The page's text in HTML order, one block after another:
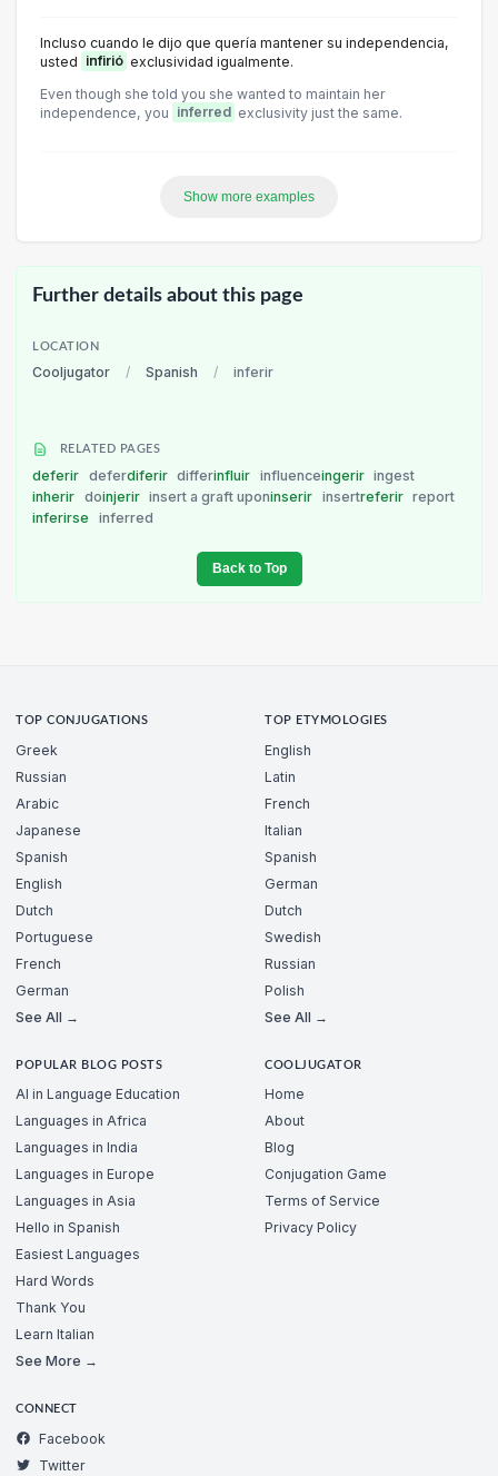
Incluso cuando le dijo que quería mantener su independencia,
usted infirió exclusividad igualmente.
Even though she told you she wanted to maintain her
independence, you inferred exclusivity just the same.
Show more examples
Further details about this page
LOCATION
Cooljugator / Spanish / inferir
RELATED PAGES
deferir deferdiferir differinfluir influenceingerir ingest
inherir doinjerir insert a graft uponinserir insertreferir report
inferirse
inferred
Back to Top
TOP CONJUGATIONS
Greek
Russian
Arabic
Japanese
Spanish
English
Dutch
Portuguese
French
German
See All →
TOP ETYMOLOGIES
English
Latin
French
Italian
Spanish
German
Dutch
Swedish
Russian
Polish
See All →
POPULAR BLOG POSTS
AI in Language Education
Languages in Africa
Languages in India
Languages in Europe
Languages in Asia
Hello in Spanish
Easiest Languages
Hard Words
Thank You
Learn Italian
See More →
COOLJUGATOR
Home
About
Blog
Conjugation Game
Terms of Service
Privacy Policy
CONNECT
Facebook
Twitter